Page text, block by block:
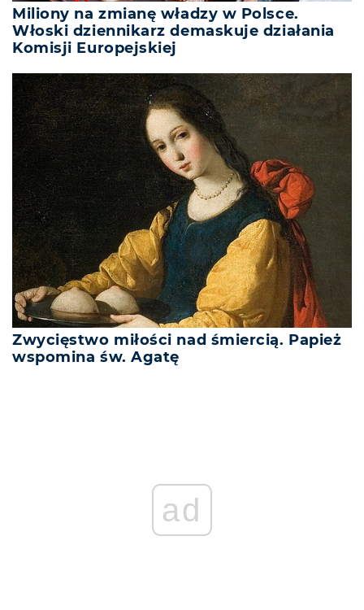
Miliony na zmianę władzy w Polsce.
Włoski dziennikarz demaskuje działania
Komisji Europejskiej
Zwycięstwo miłości nad śmiercią. Papież
wspomina św. Agatę
ad